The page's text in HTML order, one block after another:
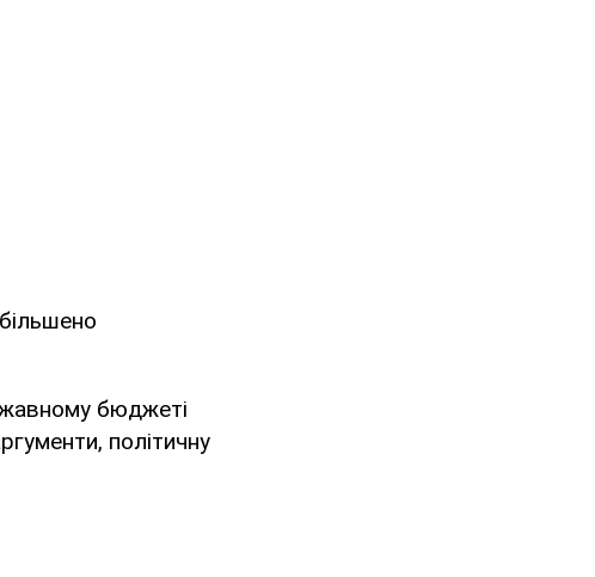
бюджеті
політичну